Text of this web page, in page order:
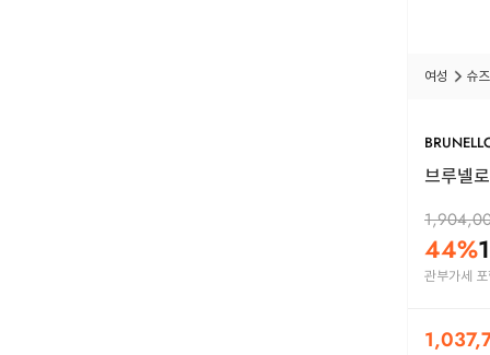
여성 슈즈
브루넬
44%
관부가세